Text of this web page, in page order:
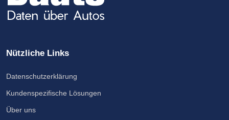
Nützliche Links
Datenschutzerklärung
Kundenspezifische Lösungen
Über uns